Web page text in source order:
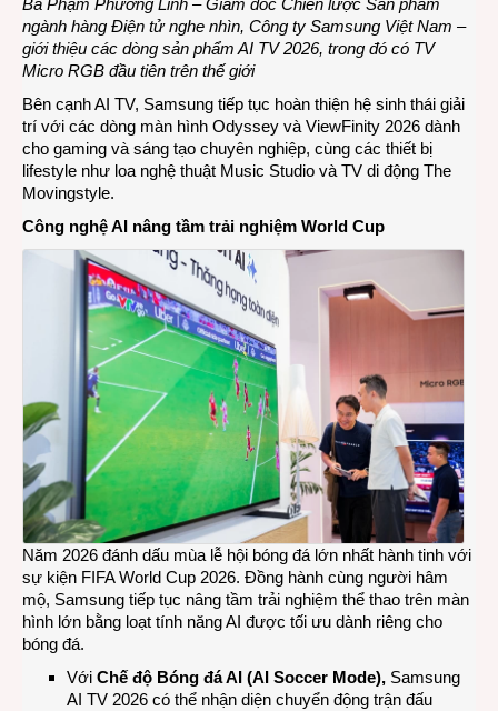
Bà Phạm Phương Linh – Giám đốc Chiến lược Sản phẩm
ngành hàng Điện tử nghe nhìn, Công ty Samsung Việt Nam –
giới thiệu các dòng sản phẩm AI TV 2026, trong đó có TV
Micro RGB đầu tiên trên thế giới
Bên cạnh AI TV, Samsung tiếp tục hoàn thiện hệ sinh thái giải
trí với các dòng màn hình Odyssey và ViewFinity 2026 dành
cho gaming và sáng tạo chuyên nghiệp, cùng các thiết bị
lifestyle như loa nghệ thuật Music Studio và TV di động The
Movingstyle.
Công nghệ AI nâng tầm trải nghiệm World Cup
Năm 2026 đánh dấu mùa lễ hội bóng đá lớn nhất hành tinh với
sự kiện FIFA World Cup 2026. Đồng hành cùng người hâm
mộ, Samsung tiếp tục nâng tầm trải nghiệm thể thao trên màn
hình lớn bằng loạt tính năng AI được tối ưu dành riêng cho
bóng đá.
Với Chế độ Bóng đá AI (AI Soccer Mode), Samsung
AI TV 2026 có thể nhận diện chuyển động trận đấu